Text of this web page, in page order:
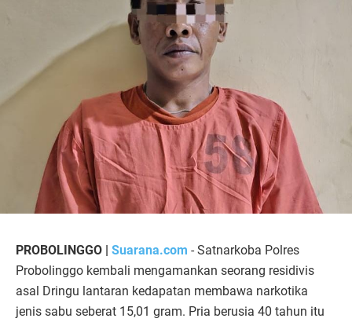
PROBOLINGGO | Suarana.com - Satnarkoba Polres
Probolinggo kembali mengamankan seorang residivis
asal Dringu lantaran kedapatan membawa narkotika
jenis sabu seberat 15,01 gram. Pria berusia 40 tahun itu